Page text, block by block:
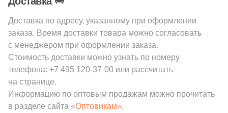
45x45 (2)
60x60 (2 )
80x80 (1)
2.8x6 (
2x15 (3)
2.4x8 (8)
Доставка по адресу, указанному при оформлении
заказа. Время доставки товара можно согласовать
с менеджером при оформлении заказа.
Стоимость доставки можно узнать по номеру
телефона: +7 495 120-37-00 или рассчитать
на странице.
Информацию по оптовым продажам можно прочитать
в разделе сайта «Оптовикам».